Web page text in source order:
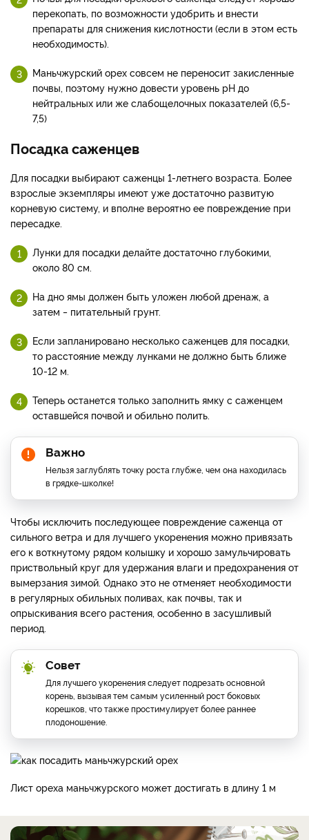
перекопать, по возможности удобрить и внести
препараты для снижения кислотности (если в этом есть
необходимость).
Маньчжурский орех совсем не переносит закисленные
почвы, поэтому нужно довести уровень рН до
нейтральных или же слабощелочных показателей (6,5-
7,5)
Посадка саженцев
Для посадки выбирают саженцы 1-летнего возраста. Более
взрослые экземпляры имеют уже достаточно развитую
корневую систему, и вполне вероятно ее повреждение при
пересадке.
Лунки для посадки делайте достаточно глубокими,
около 80 см.
На дно ямы должен быть уложен любой дренаж, а
затем ‒ питательный грунт.
Если запланировано несколько саженцев для посадки,
то расстояние между лунками не должно быть ближе
10-12 м.
Теперь останется только заполнить ямку с саженцем
оставшейся почвой и обильно полить.
Важно
Нельзя заглублять точку роста глубже, чем она находилась
в грядке-школке!
Чтобы исключить последующее повреждение саженца от
сильного ветра и для лучшего укоренения можно привязать
его к воткнутому рядом колышку и хорошо замульчировать
приствольный круг для удержания влаги и предохранения от
вымерзания зимой. Однако это не отменяет необходимости
в регулярных обильных поливах, как почвы, так и
опрыскивания всего растения, особенно в засушливый
период.
Совет
Для лучшего укоренения следует подрезать основной
корень, вызывая тем самым усиленный рост боковых
корешков, что также простимулирует более раннее
плодоношение.
Лист ореха маньчжурского может достигать в длину 1 м